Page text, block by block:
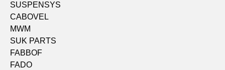
SUSPENSYS
CABOVEL
MWM
SUK PARTS
FABBOF
FADO